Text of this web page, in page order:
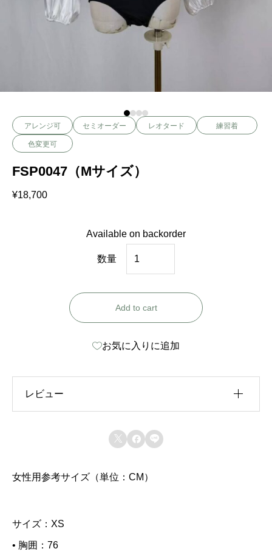
アレンジ可 セミオーダー レオタード 練習着
色変更可
FSP0047（Mサイズ）
¥18,700
Available on backorder
F
S
P
0
4
サ
イ
数量
Add to cart
お気に入りに追加
レビュー
レビュー投稿には、会員登録が必要です。
会員登録する
上に表示された文字を入力してください。
  
女性用参考サイズ（単位：CM）
サイズ：XS
• 胸囲：76